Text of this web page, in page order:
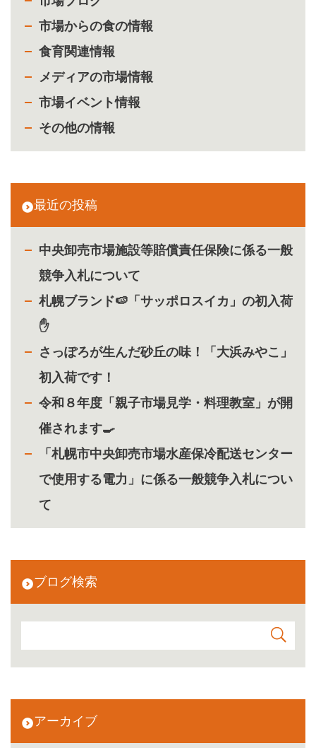
市場からの食の情報
食育関連情報
メディアの市場情報
市場イベント情報
その他の情報
最近の投稿
中央卸売市場施設等賠償責任保険に係る一般
競争入札について
札幌ブランド🍉「サッポロスイカ」の初入荷
✋
さっぽろが生んだ砂丘の味！「大浜みやこ」
初入荷です！
令和８年度「親子市場見学・料理教室」が開
催されます🍳
「札幌市中央卸売市場水産保冷配送センター
で使用する電力」に係る一般競争入札につい
て
ブログ検索
アーカイブ